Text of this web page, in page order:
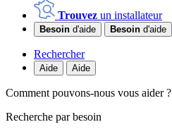
Trouvez un installateur
Besoin d'aide Besoin d'aide
Rechercher
Aide Aide
Comment pouvons-nous vous aider ?
Recherche par besoin